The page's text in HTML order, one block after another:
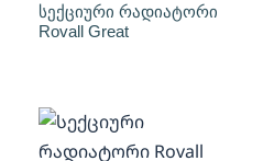
სექციური რადიატორი
Rovall Great